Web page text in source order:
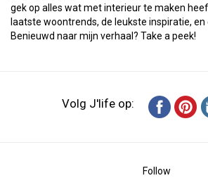
gek op alles wat met interieur te maken
laatste woontrends, de leukste inspiratie,
Benieuwd naar mijn verhaal? Take a peek!
Volg J'life op:
Follow